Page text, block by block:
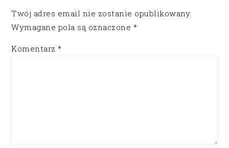
Twój adres email nie zostanie opublikowany.
Wymagane pola są oznaczone *
Komentarz*